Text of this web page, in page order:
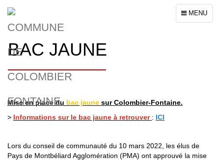
Toggle
navigation
MENU
BAC JAUNE
Mise en place du bac jaune sur Colombier-Fontaine.
> Informations sur le bac jaune à retrouver : ICI
Lors du conseil de communauté du 10 mars 2022, les élus de
Pays de Montbéliard Agglomération (PMA) ont approuvé la mise